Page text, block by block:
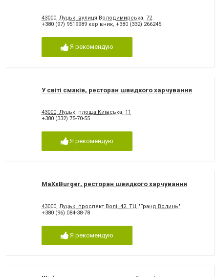
43000, Луцьк, вулиця Володимирська, 72
+380 (97) 9519989 керівник, +380 (332) 266245
Я рекомендую
У світі смаків, ресторан швидкого харчування
43000, Луцьк, площа Київська, 11
+380 (332) 75-70-55
Я рекомендую
MaXxBurger, ресторан швидкого харчування
43000, Луцьк, проспект Волі, 42, ТЦ "Гранд Волинь"
+380 (96) 084-38-78
Я рекомендую